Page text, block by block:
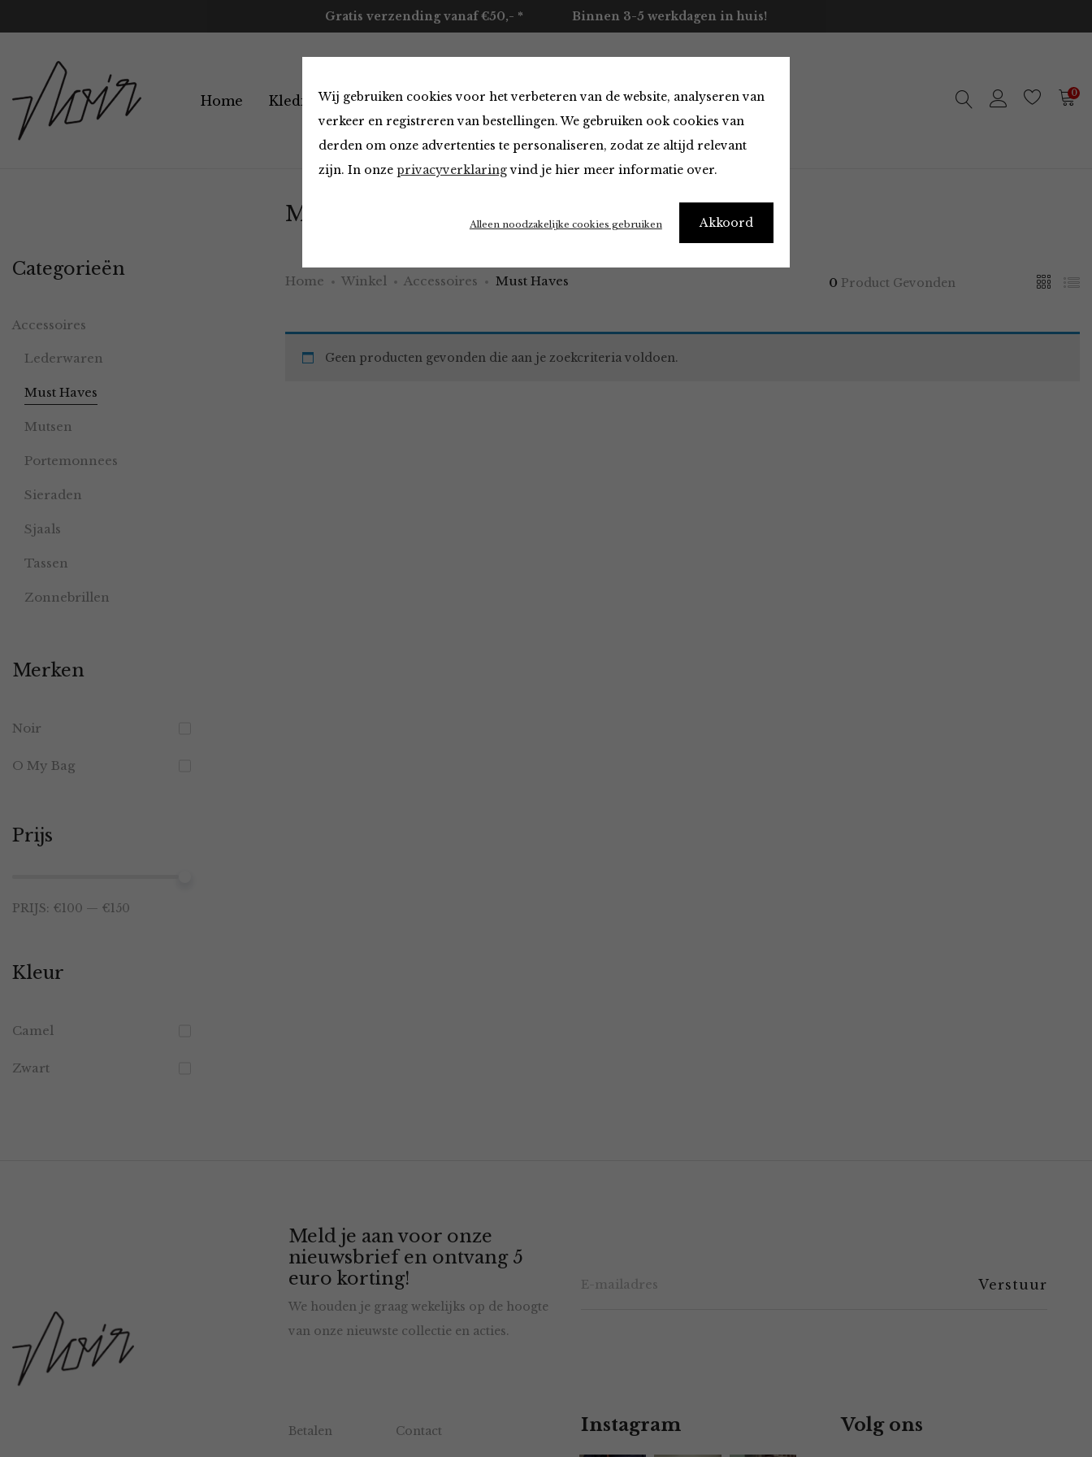
Wij gebruiken cookies voor het verbeteren van de website, analyseren van
verkeer en registreren van bestellingen. We gebruiken ook cookies van
derden om onze advertenties te personaliseren, zodat ze altijd relevant
zijn. In onze privacyverklaringvind je hier meer informatie over.
Akkoord
Alleen noodzakelijke cookies gebruiken
Gratis verzending vanaf €50,- * Binnen 3-5 werkdagen in huis!
Home Kleding Accessoires Merken Over ons Contact 0
Must Haves
Home Winkel Accessoires Must Haves 0 Product Gevonden
Geen producten gevonden die aan je zoekcriteria voldoen.
Categorieën
Accessoires
Lederwaren
Must Haves
Mutsen
Portemonnees
Sieraden
Sjaals
Tassen
Zonnebrillen
Merken
Noir
O My Bag
Prijs
PRIJS: €100 — €150
Kleur
Camel
Zwart
Meld je aan voor onze
nieuwsbrief en ontvang 5
euro korting!
We houden je graag wekelijks op de hoogte
van onze nieuwste collectie en acties.
Betalen Contact Instagram Volg ons